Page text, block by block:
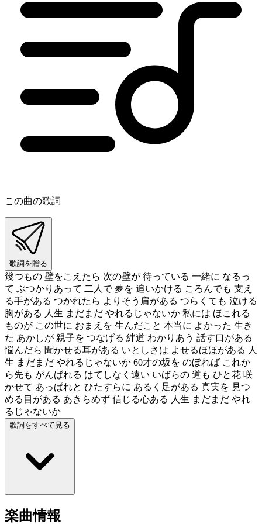
この曲の歌詞
歌詞を贈る
幾つもの 壁をこえたら 次の壁が 待っている 一緒に なるっ
て ぶつかりあって 二人で 夢を 追いかける ころんでも 支え
る手がある つかれたら よりそう肩がある つらくても 泣ける
胸がある 人生 まだまだ やれるじゃないか 私には ほこれる
ものが この世に おまえを 生んだこと 本当に よかった 生き
た あかしが 親子を つなげる 絆道 わかりあう 話す口がある
悩んだら 聞かせる耳がある いとしさは よせるほほがある 人
生 まだまだ やれるじゃないか 60才の坂を のぼれば これか
ら先も がんばれる はてしなく遠い いばらの 道も ひと花 咲
かせて あっぱれと ひたすらに あるく足がある 真実を 見つ
める目がある あきらめず 信じる心ある 人生 まだまだ やれ
るじゃないか
歌詞をすべて見る
楽曲情報